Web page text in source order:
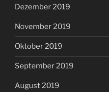
Dezember 2019
November 2019
Oktober 2019
September 2019
August 2019